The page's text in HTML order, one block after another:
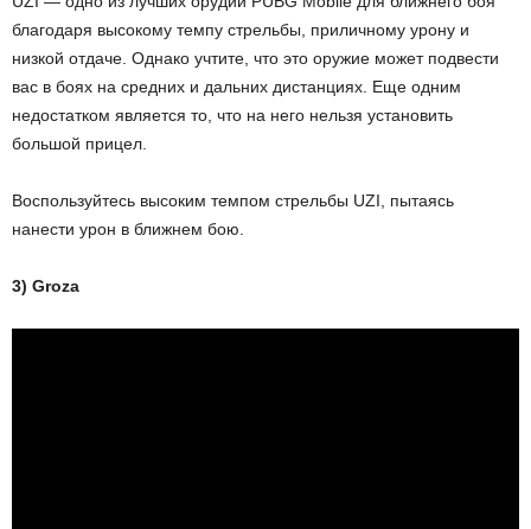
благодаря высокому темпу стрельбы, приличному урону и
низкой отдаче. Однако учтите, что это оружие может подвести
вас в боях на средних и дальних дистанциях. Еще одним
недостатком является то, что на него нельзя установить
большой прицел.
Воспользуйтесь высоким темпом стрельбы UZI, пытаясь
нанести урон в ближнем бою.
3) Groza